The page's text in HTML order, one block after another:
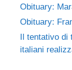
Obituary:
Obituary:
Il tentativo di
italiani